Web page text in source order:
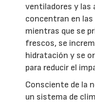
ventiladores y las
concentran en las
mientras que se
frescos, se
hidratación y se
para reducir el
Consciente de la
un sistema de